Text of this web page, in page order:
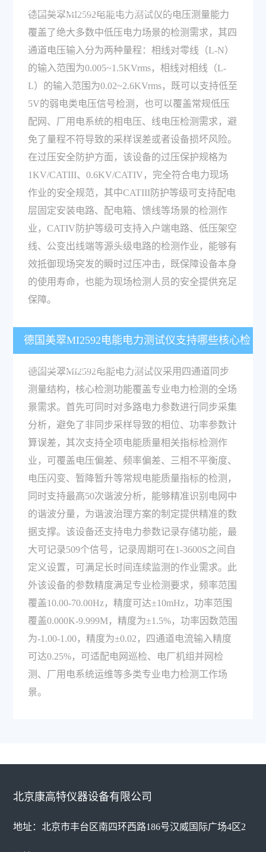
及过压安全防护规格分别是什么？
德国美翠MI2592电能电力测试仪的电压测量能力
覆盖了绝大多数中低压电力场景的检测需求，其四
通道电压输入分为两种量程：相线对零线（L-N）
的输入范围为0.005~1.5KVrms，相线对相线（L-
L）的输入范围为0.02~2.6KVrms，既可以支持低至
5V的弱电类电压信号检测，也可以覆盖常规低压
配网、厂用电系统的相电压、线电压检测需求，避
免了量程不符导致的采样误差或者设备损坏风险。
在过压安全防护方面，该设备的过压保护规格为
1KV/CATIII、0.6KV/CATIV，完全符合电力现场
作业的安全规范，其中CATIII防护等级可支持配电
层固定安装电路、配电箱、馈线等场景的检测作
业，CATIV防护等级可支持入户端电路、低压架空
线、公变出线端等源头级电路的检测作业，能够有
效抵御现场突发的瞬时过压冲击，既保障设备本身
的使用寿命，也能为现场检测人员的安全提供充足
保障。
德国美翠MI2592电能电力测试仪支持哪些核心检
测功能，适配哪些作业场景？
德国美翠MI2592电能电力测试仪采用四通道同步
测量结构，核心检测功能覆盖专业电力检测的全场
景需求。首先可同时对多路电力参数进行同步采集
分析，避免了非同步采样导致的相位、功率参数计
算误差，其次支持全项电能质量相关指标检测作
业，可覆盖电压偏差、频率偏差、三相不平衡度、
电压闪变、暂降暂升等常规电能质量指标的检测，
同时支持最高50次谐波分析，能够精准识别电网中
的谐波分量，为谐波治理方案的制定提供精准的数
据支撑。该设备还支持电力参数记录存储功能，最
大可记录509个信号，记录周期可在1-3600S之间自
定义设置，可满足长时间连续监测的作业需求。此
外该设备的参数精度满足专业检测要求，频率范围
覆盖10.00-70.00Hz，精度可达±10mHz，功率范围
覆盖0.000K-9.999M，精度为±1.5%，功率因数范围
为-1.00-1.00，精度为±0.02，四通道电流输入精度
可达0.25%，可适配电网巡检、电厂机组并网检
测、厂用电系统运维等多类专业电力检测工作场
景。
北京康高特仪器设备有限公司
地址：北京市丰台区南四环西路186号汉威国际广场4区2